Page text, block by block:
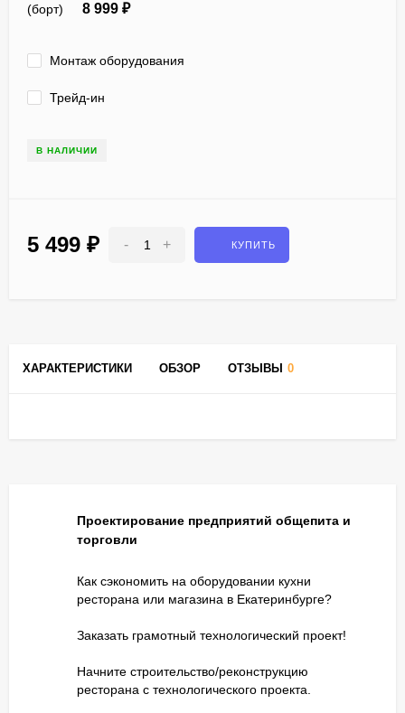
(борт)
8 999 ₽
Монтаж оборудования
Трейд-ин
В НАЛИЧИИ
5 499 ₽ - + КУПИТЬ
ХАРАКТЕРИСТИКИ ОБЗОР ОТЗЫВЫ 0
Проектирование предприятий общепита и
торговли
Как сэкономить на оборудовании кухни
ресторана или магазина в Екатеринбурге?
Заказать грамотный технологический проект!
Начните строительство/реконструкцию
ресторана с технологического проекта.